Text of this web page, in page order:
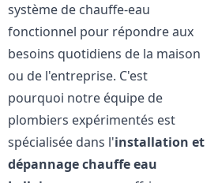
système de chauffe-eau
fonctionnel pour répondre aux
besoins quotidiens de la maison
ou de l'entreprise. C'est
pourquoi notre équipe de
plombiers expérimentés est
spécialisée dans l'installation et
dépannage chauffe eau